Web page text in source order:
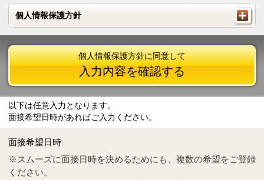
個人情報保護方針
個人情報保護方針
Tel
0570-55-0314
個人情報保護方針に同意して
入力内容を確認する
以下は任意入力となります。
面接希望日時があればご入力ください。
面接希望日時
※スムーズに面接日時を決めるためにも、複数の希望をご登録
ください。